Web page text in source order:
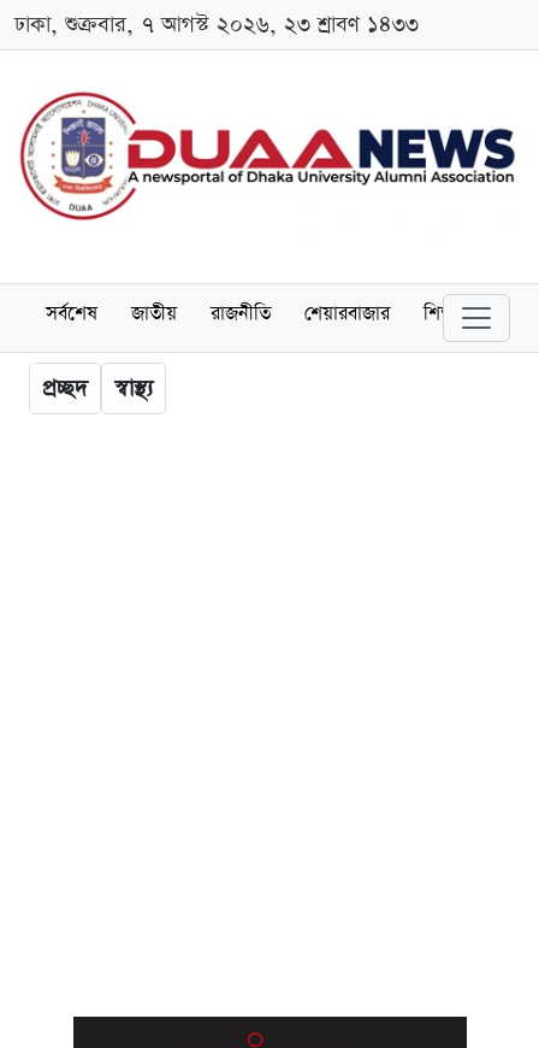
ঢাকা, শুক্রবার, ৭ আগস্ট ২০২৬, ২৩ শ্রাবণ ১৪৩৩
সর্বশেষ জাতীয় রাজনীতি শেয়ারবাজার শিক্ষা
প্রচ্ছদ স্বাস্থ্য